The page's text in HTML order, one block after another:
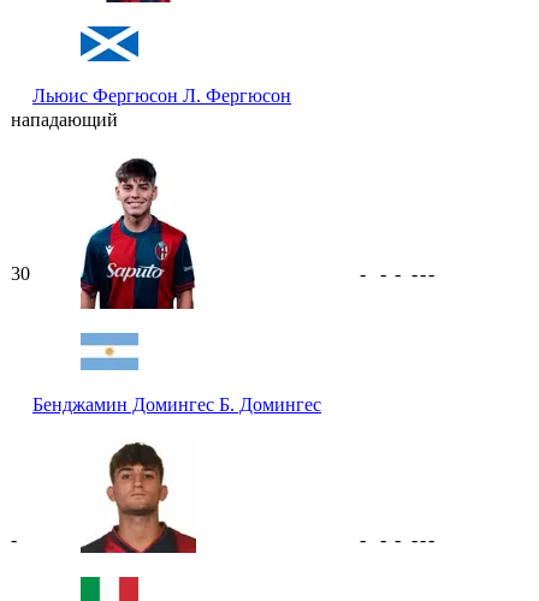
Льюис Фергюсон Л. Фергюсон
нападающий
30
Бенджамин Домингес Б. Домингес
- - - ---
- - - - ---